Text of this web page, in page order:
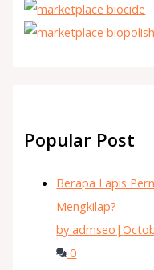
Popular Post
Berapa Lapis
Mengkilap?
by admseo |
0